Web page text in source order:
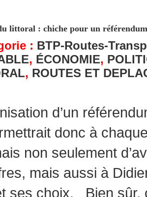
littoral : chiche pour un
: BTP-Routes-
, ÉCONOMIE,
, ROUTES ET
d’un
donc à
non seulement
mais aussi à
ses choix. Bien sûr,